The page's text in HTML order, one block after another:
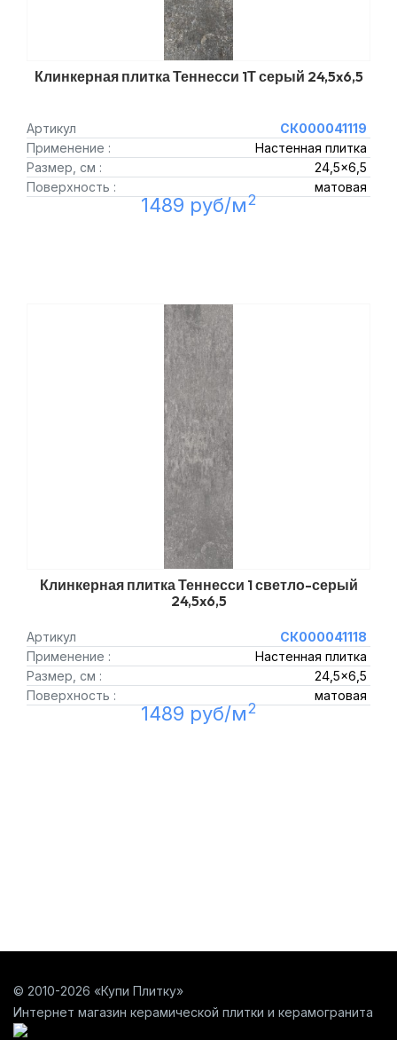
Клинкерная плитка Теннесси 1Т серый 24,5x6,5
Артикул
СК000041119
Применение :
Настенная плитка
Размер, см :
24,5x6,5
Поверхность :
матовая
1489 руб/м2
Клинкерная плитка Теннесси 1 светло-серый
24,5x6,5
Артикул
СК000041118
Применение :
Настенная плитка
Размер, см :
24,5x6,5
Поверхность :
матовая
1489 руб/м2
© 2010-2026 «Купи Плитку»
Интернет магазин керамической плитки и керамогранита